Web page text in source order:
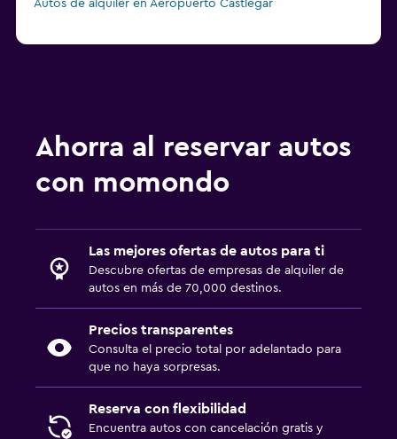
Autos de alquiler en Aeropuerto Castlegar
Ahorra al reservar autos
con momondo
Las mejores ofertas de autos para ti
Descubre ofertas de empresas de alquiler de
autos en más de 70,000 destinos.
Precios transparentes
Consulta el precio total por adelantado para
que no haya sorpresas.
Reserva con flexibilidad
Encuentra autos con cancelación gratis y